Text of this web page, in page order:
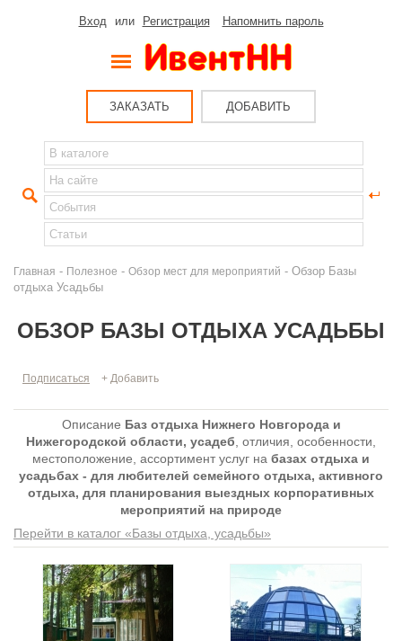
Вход или Регистрация Напомнить пароль
ЗАКАЗАТЬ ДОБАВИТЬ
Главная - Полезное - Обзор мест для мероприятий - Обзор Базы
отдыха Усадьбы
ОБЗОР БАЗЫ ОТДЫХА УСАДЬБЫ
Подписаться + Добавить
Описание Баз отдыха Нижнего Новгорода и
Нижегородской области, усадеб , отличия, особенности,
местоположение, ассортимент услуг на базах отдыха и
усадьбах - для любителей семейного отдыха, активного
отдыха, для планирования выездных корпоративных
мероприятий на природе
Перейти в каталог «Базы отдыха, усадьбы»